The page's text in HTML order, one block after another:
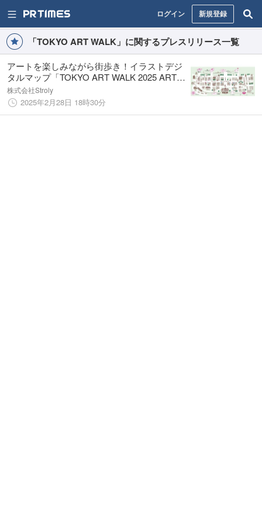
ログイン 新規登録
「TOKYO ART WALK」に関するプレスリリース一覧
アートを楽しみながら街歩き！イラストデジ
タルマップ「TOKYO ART WALK 2025 ART
MAP」公開 アートスポットを巡るスタンプ
ラリーも同時開催
株式会社Stroly
2025年2月28日 18時30分